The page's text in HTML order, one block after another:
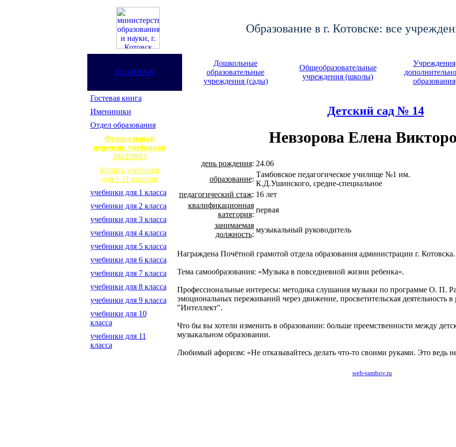
Образование в г. Котовске: все
ГЛАВНАЯ
Дошкольные
образовательные
учреждения (сады)
Общеобразовательные
учреждения (школы)
Учреждения
образования
Гостевая книга
Имениники
Отдел образования
Федеральный
перечень учебников
2022/2023
Купить учебники
для 1-11 классов
учебники для 1 класса
учебники для 2 класса
учебники для 3 класса
учебники для 4 класса
учебники для 5 класса
учебники для 6 класса
учебники для 7 класса
учебники для 8 класса
учебники для 9 класса
учебники для 10
класса
учебники для 11
класса
Детский сад № 14
Невзорова Елена
день рождения: 24.06
образование:
Тамбовское педагогическое училище №1 им.
К.Д.Ушинского, средне-специальное
педагогический стаж: 16 лет
квалификационная
категория:
первая
занимаемая
должность:
музыкальный руководитель
Награждена Почётной грамотой отдела образования администрации г. Котовска.
Тема самообразования: «Музыка в повседневной жизни ребенка».
Профессиональные интересы: методика слушания музыки по программе О. П.
эмоциональных переживаний через движение, просветительская деятельность
"Интеллект".
Что бы вы хотели изменить в образовании: больше преемственности между
музыкальном образовании.
Любимый афоризм: «Не отказывайтесь делать что-то своими руками. Это ведь
web-tambov.ru